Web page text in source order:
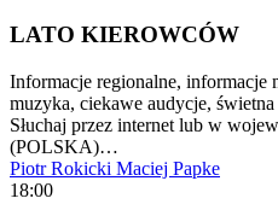
LATO KIEROWCÓW
Informacje regionalne, informacje
muzyka, ciekawe audycje,
Słuchaj przez internet lub w
(POLSKA)…
Piotr Rokicki Maciej Papke
18:00